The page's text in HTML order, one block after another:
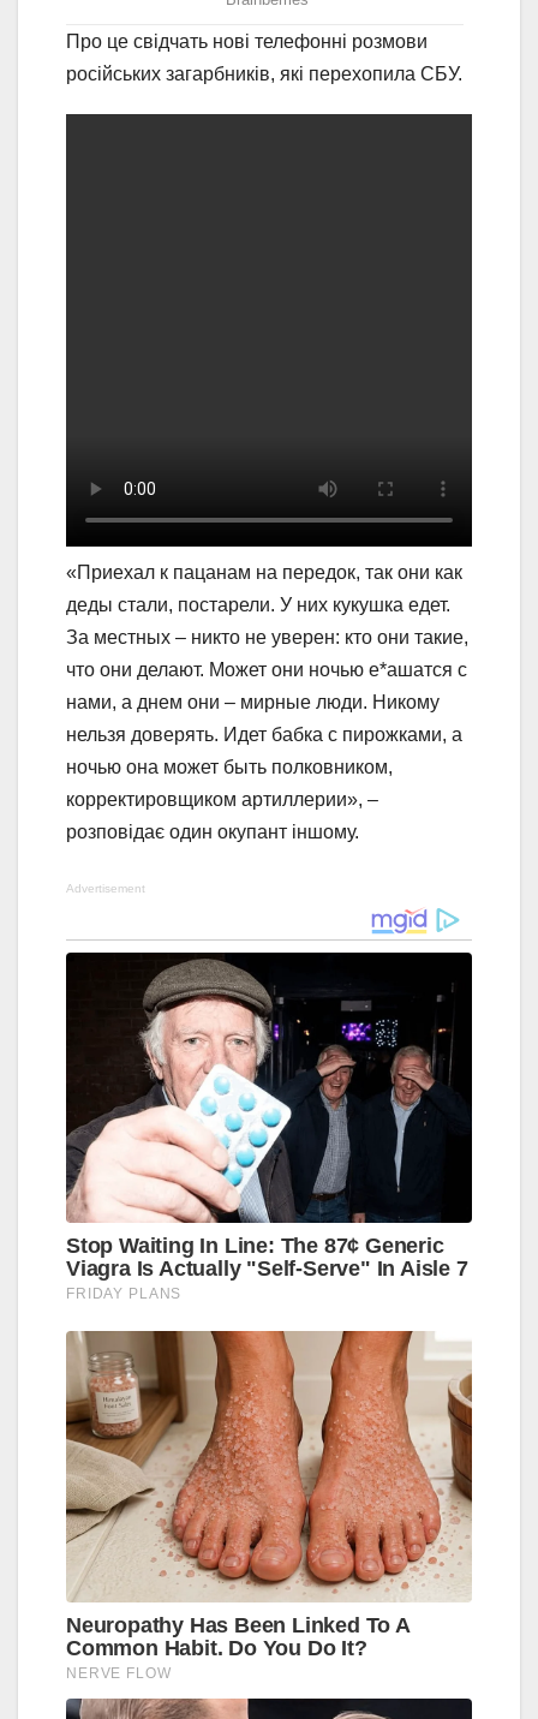
Про це свідчать нові телефонні розмови
російських загарбників, які перехопила СБУ.
«Приехал к пацанам на передок, так они как
деды стали, постарели. У них кукушка едет.
За местных – никто не уверен: кто они такие,
что они делают. Может они ночью е*ашатся с
нами, а днем они – мирные люди. Никому
нельзя доверять. Идет бабка с пирожками, а
ночью она может быть полковником,
корректировщиком артиллерии», –
розповідає один окупант іншому.
Advertisement